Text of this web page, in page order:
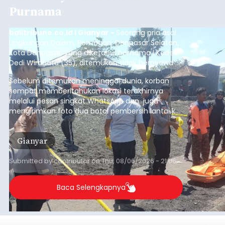
Purnama
balitribune.co.id I Gianyar - Seorang pria asal
Lingkungan Dalem, Pemogan, Denpasar Selatan,
Kota Denpasar, yang diketahui bernama I Kadek
Dedi Wiranata (35), ditemukan tidak bernyawa di
pesisir Pantai Purnama, Sukawati.
Sebelum ditemukan meninggal dunia, korban
sempat memberitahukan lokasi terakhirnya
melalui pesan singkat WhatsApp dan juga
mengirimkan foto dua botol pembersih lantai ke
istrinya.
Gianyar
Submitted bycontributoronThu, 08/06/2026 - 21:06
Baca Selengkapnya